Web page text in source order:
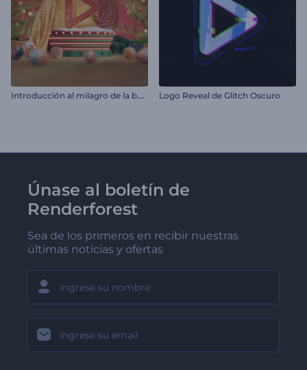
I
ntroducción al milagro de la bola de nieve Logo Reveal de Glitch Oscuro
Únase al boletín de
Renderforest
Sea de los primeros en recibir nuestras
últimas noticias y ofertas